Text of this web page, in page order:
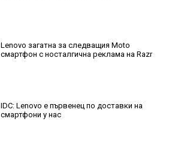
Lenovo загатна за следващия Moto
смартфон с носталгична реклама на Razr
IDC: Lenovo е първенец по доставки на
смартфони у нас